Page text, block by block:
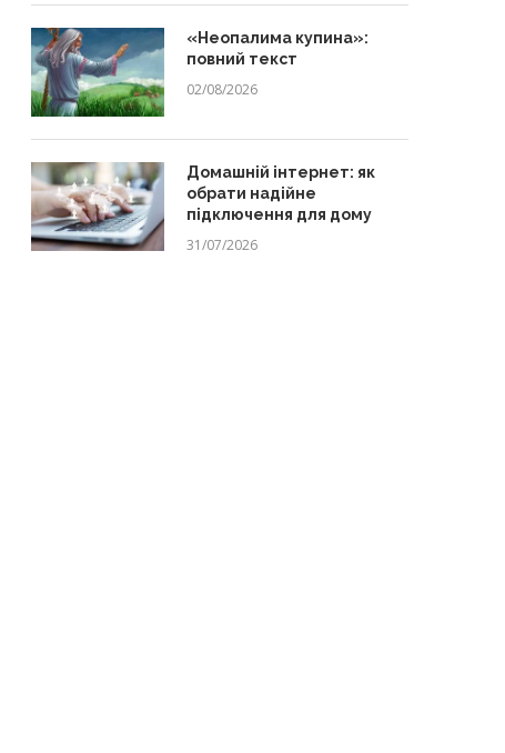
«Неопалима купина»:
повний текст
02/08/2026
Домашній інтернет: як
обрати надійне
підключення для дому
31/07/2026